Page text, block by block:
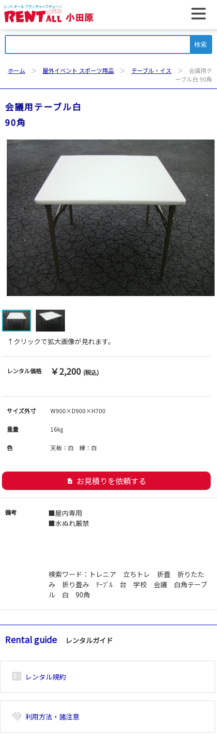
索:
ホーム ＞ 屋外イベント スポーツ用品 ＞ テーブル・イス
＞ 会議用テ
ーブル白 90角
会議用テーブル白
90角
↑クリックで拡大画像が見れます。
レンタル価格 ￥2,200 (税込)
サイズ外寸 W900×D900×H700
重量 16㎏
色 天板：白 縁：白
description お見積りを依頼する
備考
■屋内専用
■水ぬれ厳禁
検索ワード：トレニア 立ちトレ 折畳 折りたた
み 折り畳み ﾃｰﾌﾞﾙ 台 学校 会議 白角テーブ
ル 白 90角
Rental guide レンタルガイド
breaking_news_alt_1 レンタル規約
handshake 利用方法・諸注意
t